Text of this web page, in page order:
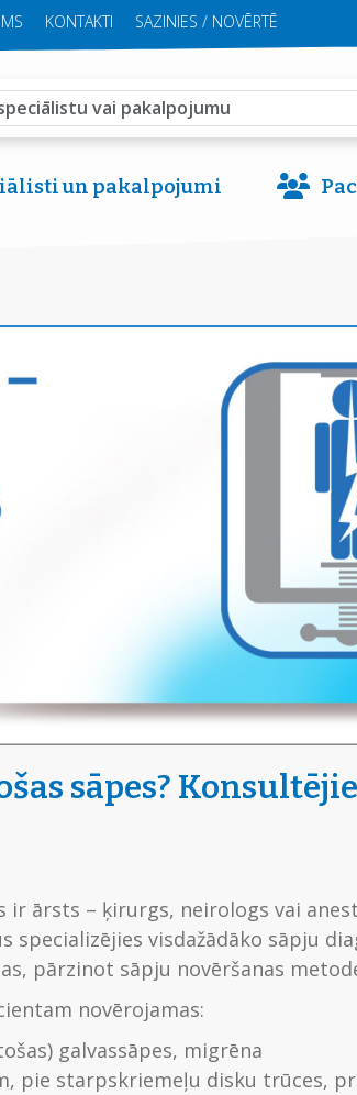
KONTAKTI SAZINIES / NOVĒRTĒ
un pakalpojumi
sāpes?
ārsts – ķirurgs, neirologs vai
specializējies visdažādāko sāpju
pārzinot sāpju novēršanas
novērojamas:
galvassāpes, migrēna
pie starpskriemeļu disku trūces,